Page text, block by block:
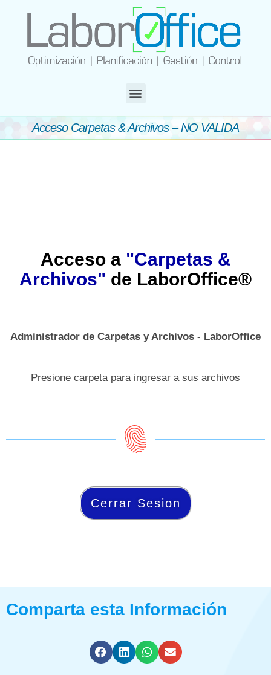
Acceso Carpetas & Archivos – NO VALIDA
Acceso a "Carpetas &
Archivos" de LaborOffice®
Administrador de Carpetas y Archivos - LaborOffice
Presione carpeta para ingresar a sus archivos
Cerrar Sesion
Comparta esta Información